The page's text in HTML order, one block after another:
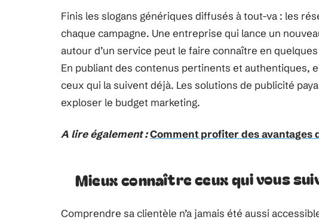
Finis les slogans génériques diffusés à tout-va : les
chaque campagne. Une entreprise qui lance un
autour d’un service peut le faire connaître en
En publiant des contenus pertinents et authentiques,
ceux qui la suivent déjà. Les solutions de publicité
exploser le budget marketing.
A lire également :Comment profiter des avantages
Mieux connaître ceux qui vous
Comprendre sa clientèle n’a jamais été aussi